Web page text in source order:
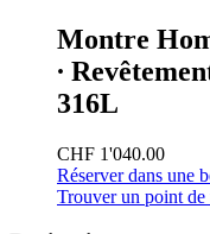
Montre
∙
316L
CHF 1'040.00
Réserver dans une
Trouver un point de